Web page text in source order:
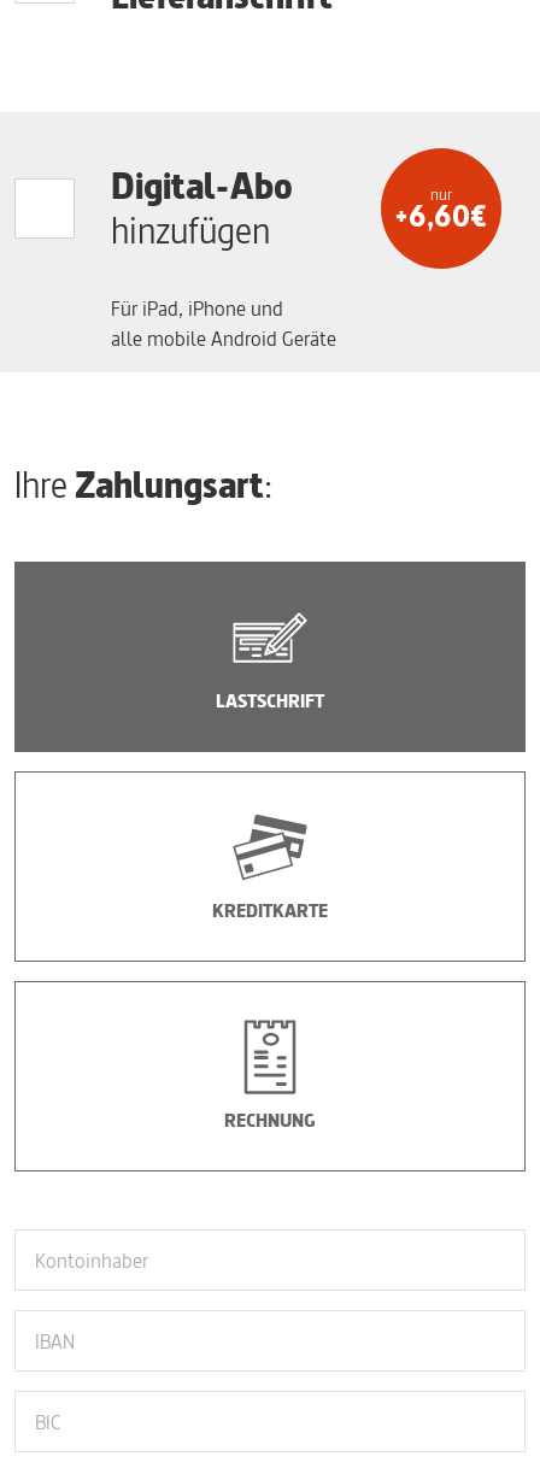
Digital-Abo
hinzufügen
nur
+6,60€
Für iPad, iPhone und
alle mobile Android Geräte
Ihre Zahlungsart:
LASTSCHRIFT
KREDITKARTE
RECHNUNG